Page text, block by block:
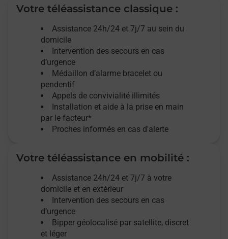
Votre téléassistance classique :
Assistance 24h/24 et 7j/7 au sein du
domicile
Intervention des secours en cas
d’urgence
Médaillon d’alarme bracelet ou
pendentif
Appels de convivialité illimités
Installation et aide à la prise en main
par le facteur*
Proches informés en cas d'alerte
Votre téléassistance en mobilité :
Assistance 24h/24 et 7j/7 à votre
domicile et en extérieur
Intervention des secours en cas
d’urgence
Bipper géolocalisé par satellite, discret
et léger